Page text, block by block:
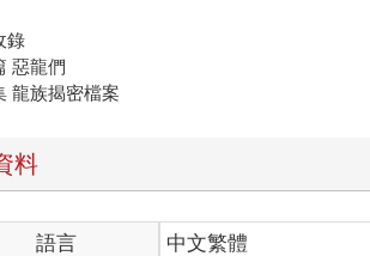
錄
惡龍們
龍族揭密檔案
料
語言
中文繁體